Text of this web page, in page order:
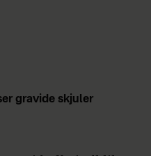
gravide skjuler